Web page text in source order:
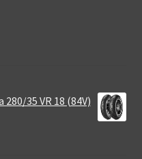
35 VR 18 (84V)